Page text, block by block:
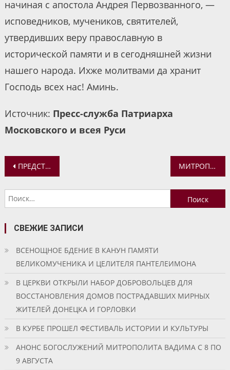
начиная с апостола Андрея Первозванного, —
исповедников, мучеников, святителей,
утвердивших веру православную в
исторической памяти и в сегодняшней жизни
нашего народа. Ихже молитвами да хранит
Господь всех нас! Аминь.
Источник: Пресс-служба Патриарха
Московского и всея Руси
Навигация
по
записям
ПРЕДСТАВИТЕЛИ «ПЦУ» ПРЕДПРИНЯЛИ РЕЙДЕРСКУЮ АТАКУ НА ХРАМ КАНОНИЧЕСКОЙ ЦЕРКВИ В ЧЕРНОВИЦКОЙ ОБЛАСТИ УКРАИНЫ МИТРОПОЛИТ ВАДИМ СОВЕРШИЛ БОЖЕСТВЕННУЮ ЛИТУРГИЮ В УСПЕНСКОМ КАФЕДРАЛЬНОМ СОБОРЕ
Найти:
СВЕЖИЕ ЗАПИСИ
ВСЕНОЩНОЕ БДЕНИЕ В КАНУН ПАМЯТИ
ВЕЛИКОМУЧЕНИКА И ЦЕЛИТЕЛЯ ПАНТЕЛЕИМОНА
В ЦЕРКВИ ОТКРЫЛИ НАБОР ДОБРОВОЛЬЦЕВ ДЛЯ
ВОССТАНОВЛЕНИЯ ДОМОВ ПОСТРАДАВШИХ МИРНЫХ
ЖИТЕЛЕЙ ДОНЕЦКА И ГОРЛОВКИ
В КУРБЕ ПРОШЕЛ ФЕСТИВАЛЬ ИСТОРИИ И КУЛЬТУРЫ
АНОНС БОГОСЛУЖЕНИЙ МИТРОПОЛИТА ВАДИМА С 8 ПО
9 АВГУСТА